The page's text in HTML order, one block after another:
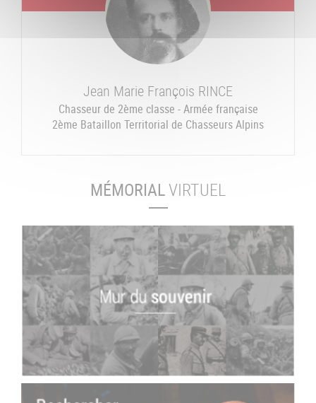
Jean Marie François RINCE
Chasseur de 2ème classe - Armée française
2ème Bataillon Territorial de Chasseurs Alpins
MÉMORIALVIRTUEL